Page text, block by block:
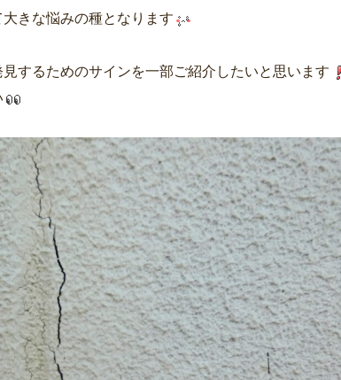
きな悩みの種となります
するためのサインを一部ご紹介したいと思います